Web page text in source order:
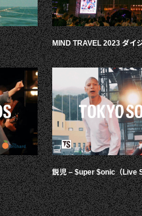
MIND TRAVEL 2023 ダイ
鋭児 – $uper $onic（Live